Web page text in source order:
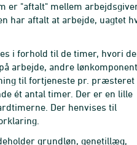
er "aftalt" mellem
har aftalt at arbejde, uagtet
i forhold til de timer, hvori
arbejde, andre
til fortjeneste pr. præsteret
ét antal timer. Der er en lille
Der henvises til
grundløn, genetillæg,